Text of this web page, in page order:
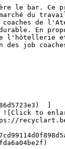
le bar. Ce
marché du
de
En
l'hôtellerie
des job
[ ![Click to